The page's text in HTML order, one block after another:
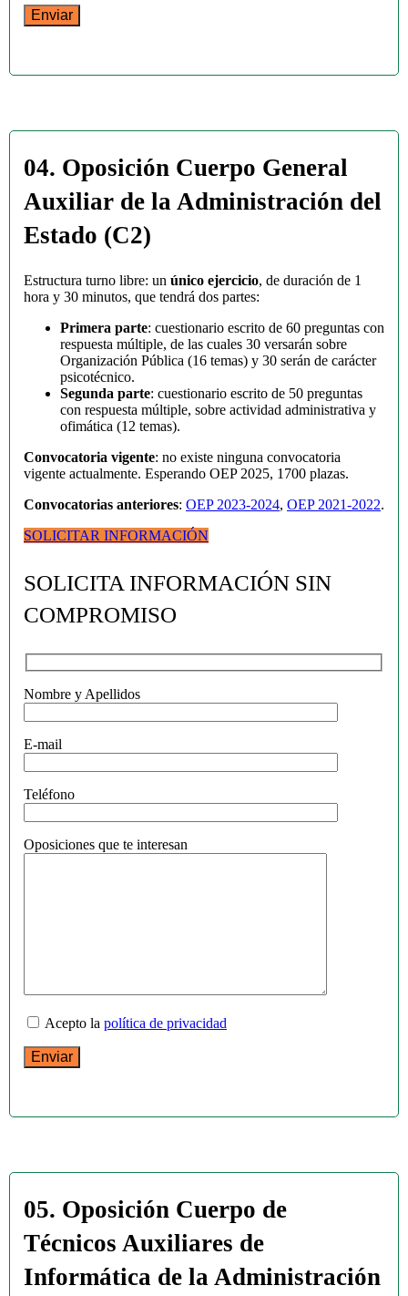
04. Oposición Cuerpo General
Auxiliar de la Administración del
Estado (C2)
Estructura turno libre: un único ejercicio, de duración de 1
hora y 30 minutos, que tendrá dos partes:
Primera parte: cuestionario escrito de 60 preguntas con
respuesta múltiple, de las cuales 30 versarán sobre
Organización Pública (16 temas) y 30 serán de carácter
psicotécnico.
Segunda parte: cuestionario escrito de 50 preguntas
con respuesta múltiple, sobre actividad administrativa y
ofimática (12 temas).
Convocatoria vigente: no existe ninguna convocatoria
vigente actualmente. Esperando OEP 2025, 1700 plazas.
Convocatorias anteriores: OEP 2023-2024, OEP 2021-2022.
SOLICITAR INFORMACIÓN
SOLICITA INFORMACIÓN SIN
COMPROMISO
Nombre y Apellidos
E-mail
Teléfono
Oposiciones que te interesan
Acepto la política de privacidad
05. Oposición Cuerpo de
Técnicos Auxiliares de
Informática de la Administración